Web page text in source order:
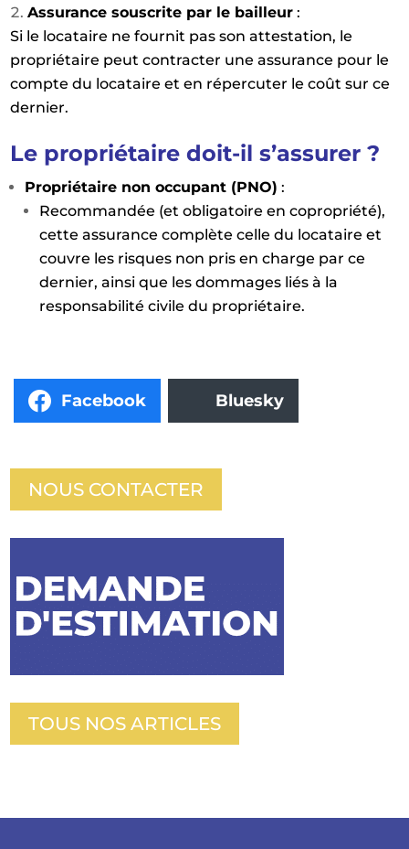
Assurance souscrite par le bailleur :
Si le locataire ne fournit pas son attestation, le
propriétaire peut contracter une assurance pour le
compte du locataire et en répercuter le coût sur ce
dernier.
Le propriétaire doit-il s’assurer ?
Propriétaire non occupant (PNO) :
Recommandée (et obligatoire en copropriété),
cette assurance complète celle du locataire et
couvre les risques non pris en charge par ce
dernier, ainsi que les dommages liés à la
responsabilité civile du propriétaire.
Facebook Bluesky
NOUS CONTACTER
TOUS NOS ARTICLES